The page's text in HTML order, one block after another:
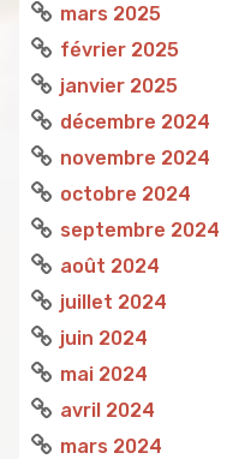
mars 2025
février 2025
janvier 2025
décembre 2024
novembre 2024
octobre 2024
septembre 2024
août 2024
juillet 2024
juin 2024
mai 2024
avril 2024
mars 2024